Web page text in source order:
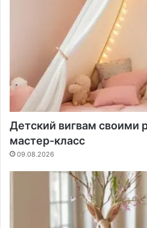
Детский вигвам своими
мастер-класс
09.08.2026